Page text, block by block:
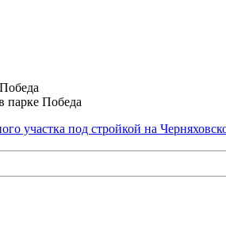
парке Победа
участка под стройкой на